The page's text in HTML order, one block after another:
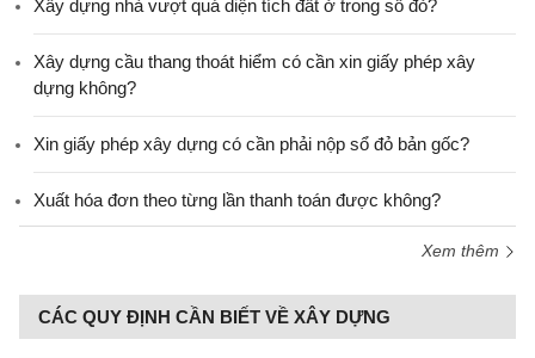
Xây dựng nhà vượt quá diện tích đất ở trong sổ đỏ?
Xây dựng cầu thang thoát hiểm có cần xin giấy phép xây
dựng không?
Xin giấy phép xây dựng có cần phải nộp sổ đỏ bản gốc?
Xuất hóa đơn theo từng lần thanh toán được không?
Xem thêm
CÁC QUY ĐỊNH CẦN BIẾT VỀ XÂY DỰNG